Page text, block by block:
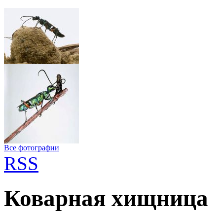
Все фотографии
RSS
Коварная хищница